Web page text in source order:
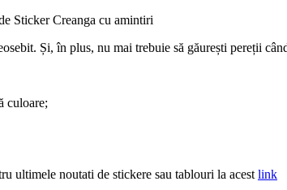
Sticker Creanga cu amintiri
Și, în plus, nu mai trebuie să găurești pereții
culoare;
ultimele noutati de stickere sau tablouri la acest link